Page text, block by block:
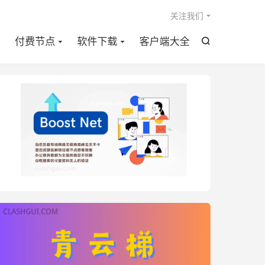

付费节点 软件下载 客户端大全
关注我们